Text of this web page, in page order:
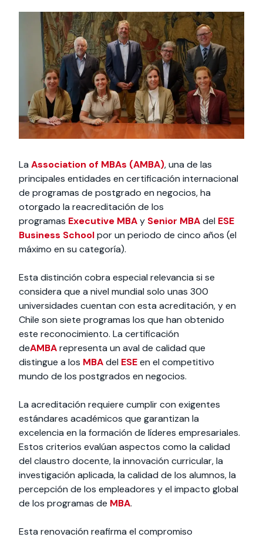
cursos
Especialidades y
estadías
Te puede
interesar:
International
students
Facultades
sociedad
Extensión Cultural
Te puede interesar:Filantropía y Donaciones
intercambio
Servicios y apoyos
Te puede
interesar:
Explora el campus
Uandes
Noticias
estudiantiles
La Association of MBAs (AMBA), una de las
principales entidades en certificación internacional
de programas de postgrado en negocios, ha
otorgado la reacreditación de los
programas Executive MBAy Senior MBAdel ESE
Business Schoolpor un periodo de cinco años (el
máximo en su categoría).
Esta distinción cobra especial relevancia si se
considera que a nivel mundial solo unas 300
universidades cuentan con esta acreditación, y en
Chile son siete programas los que han obtenido
este reconocimiento. La certificación
deAMBArepresenta un aval de calidad que
distingue a los MBAdel ESEen el competitivo
mundo de los postgrados en negocios.
La acreditación requiere cumplir con exigentes
estándares académicos que garantizan la
excelencia en la formación de líderes empresariales.
Estos criterios evalúan aspectos como la calidad
del claustro docente, la innovación curricular, la
investigación aplicada, la calidad de los alumnos, la
percepción de los empleadores y el impacto global
de los programas de MBA.
Esta renovación reafirma el compromiso